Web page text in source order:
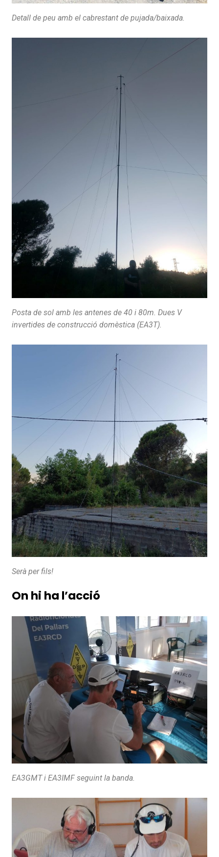
Detall de peu amb el cabrestant de pujada/baixada.
Posta de sol amb les antenes de 40 i 80m. Dues V
invertides de construcció domèstica (EA3T).
Serà per fils!
On hi ha l’acció
EA3GMT i EA3IMF seguint la banda.